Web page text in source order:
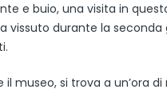
e buio, una visita in
vissuto durante la
il museo, si trova a un’ora